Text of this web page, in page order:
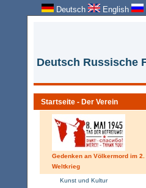
Deutsch English
Deutsch Russische
Startseite - Der Verein
Gedenken an Völkermord im 2.
Weltkrieg
Kunst und Kultur